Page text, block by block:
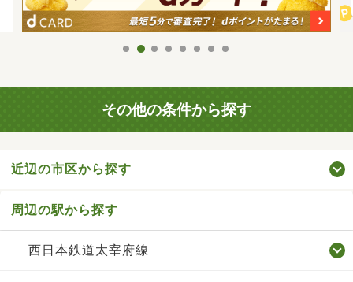
その他の条件から探す
近辺の市区から探す
周辺の駅から探す
西日本鉄道太宰府線